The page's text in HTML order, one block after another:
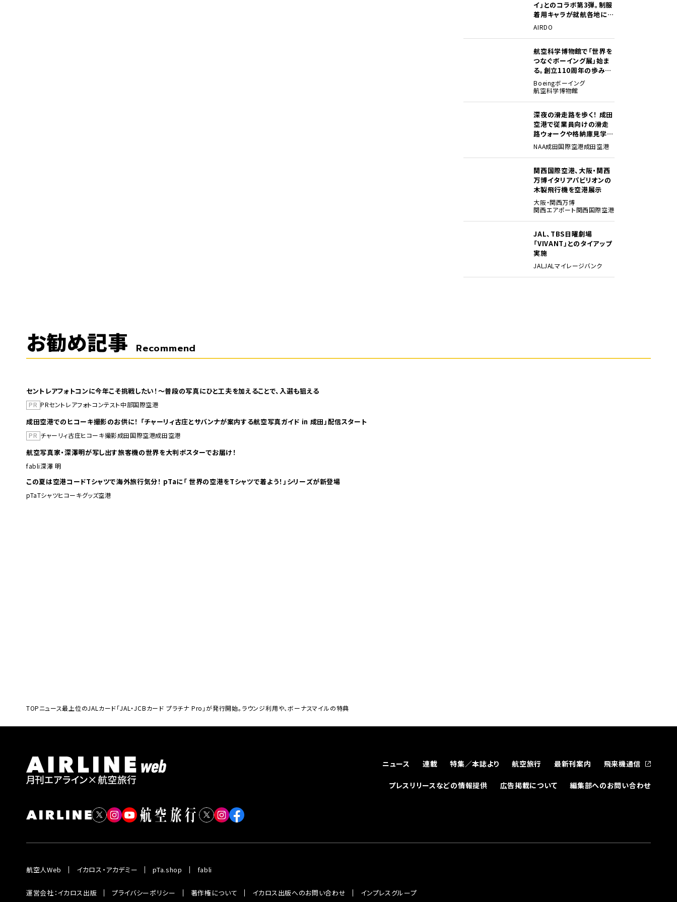
イ」とのコラボ第3弾。制服
着用キャラが就航各地に登
場
AIRDO
航空科学博物館で「世界を
つなぐボーイング展」始ま
る。創立110周年の歩みを
貴重な資料でたどる
Boeingボーイング
航空科学博物館
深夜の滑走路を歩く！ 成田
空港で従業員向けの滑走
路ウォークや格納庫見学イ
ベントを初開催
NAA成田国際空港成田空港
関西国際空港、大阪・関西
万博イタリアパビリオンの
木製飛行機を空港展示
大阪・関西万博
関西エアポート関西国際空港
JAL、TBS日曜劇場
「VIVANT」とのタイアップ
実施
JALJALマイレージバンク
お勧め記事 Recommend
セントレアフォトコンに今年こそ挑戦したい！～普段の写真にひと工夫を加えることで、入選も狙える
PR PRセントレアフォトコンテスト中部国際空港
成田空港でのヒコーキ撮影のお供に！ 「チャーリィ古庄とサバンナが案内する航空写真ガイド in 成田」配信スタート
PR チャーリィ古庄ヒコーキ撮影成田国際空港成田空港
航空写真家・深澤明が写し出す旅客機の世界を大判ポスターでお届け！
fabli深澤 明
この夏は空港コードTシャツで海外旅行気分！ pTaに「 世界の空港をTシャツで着よう！」シリーズが新登場
pTaTシャツヒコーキグッズ空港
TOPニュース最上位のJALカード「JAL・JCBカード プラチナ Pro」が発行開始。ラウンジ利用や、ボーナスマイルの特典
ニュース 連載 特集／本誌より 航空旅行 最新刊案内 飛来機通信
プレスリリースなどの情報提供 広告掲載について 編集部へのお問い合わせ
航空人Web イカロス・アカデミー pTa.shop fabli
運営会社：イカロス出版 プライバシーポリシー 著作権について イカロス出版へのお問い合わせ インプレスグループ